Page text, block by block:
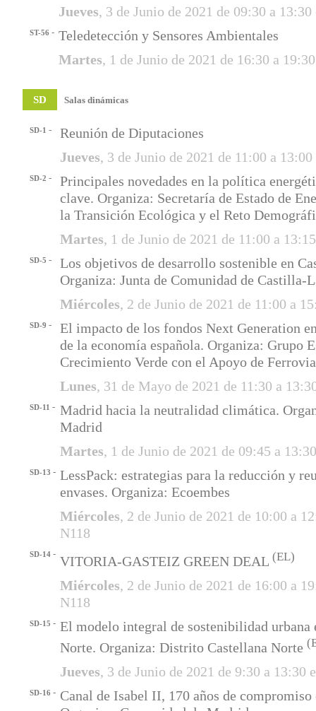
Jueves, 3 de Junio de 2021 de 09:30 a
ST-56 - Teledetección y Sensores Ambientales
Martes, 1 de Junio de 2021 de 16:30 a
SD Salas dinámicas
SD-1 -
Reunión de Diputaciones
Jueves, 3 de Junio de 2021 de 11:00 a
SD-2 -
Principales novedades en la política
clave. Organiza: Secretaría de Estado de
la Transición Ecológica y el Reto
Martes, 1 de Junio de 2021 de 11:00 a
SD-5 -
Los objetivos de desarrollo sostenible en
Organiza: Junta de Comunidad de Castilla-
Miércoles, 2 de Junio de 2021 de 11:00 a
SD-9 -
El impacto de los fondos Next Generation
de la economía española. Organiza: Grupo
Crecimiento Verde con el Apoyo de
Lunes, 31 de Mayo de 2021 de 11:30 a
SD-11 - Madrid hacia la neutralidad climática.
Madrid
Martes, 1 de Junio de 2021 de 09:45 a
SD-13 - LessPack: estrategias para la reducción y
envases. Organiza: Ecoembes
Miércoles, 2 de Junio de 2021 de 10:00 a
N118
SD-14 - VITORIA-GASTEIZ GREEN DEAL (EL)
Miércoles, 2 de Junio de 2021 de 16:00 a
N118
SD-15 - El modelo integral de sostenibilidad urbana
Norte. Organiza: Distrito Castellana Norte
Jueves, 3 de Junio de 2021 de 9:30 a 13:30
SD-16 - Canal de Isabel II, 170 años de compromiso